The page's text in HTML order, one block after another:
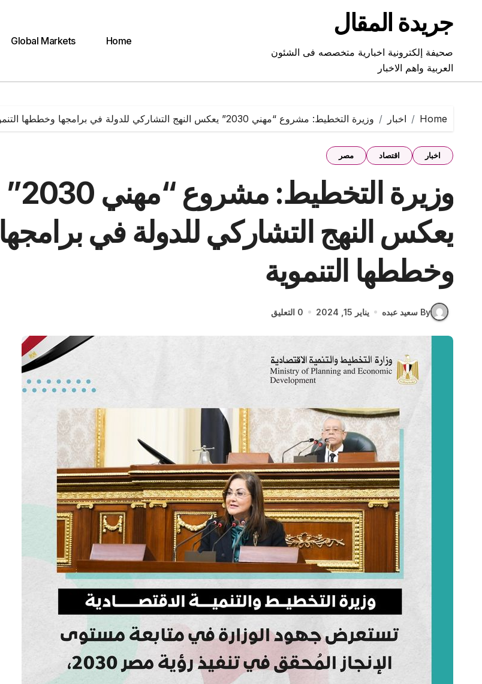
contentجريدة المقال
صحيفة إلكترونية اخبارية متخصصه فى الشئون
العربية واهم الاخبار
Home
Global Markets
Home اخبار وزيرة التخطيط: مشروع “مهني 2030” يعكس النهج التشاركي للدولة في برامجها وخططها التنموية
اخبار اقتصاد مصر
وزيرة التخطيط: مشروع “مهني 2030”
يعكس النهج التشاركي للدولة في برامجها
وخططها التنموية
By سعيد عبده يناير 15, 2024 0 التعليق